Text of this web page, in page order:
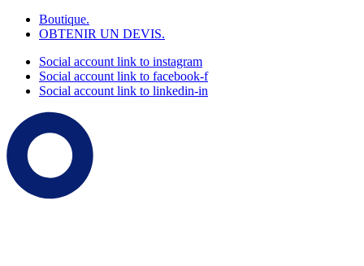
Boutique.
OBTENIR UN DEVIS.
Social account link to instagram
Social account link to facebook-f
Social account link to linkedin-in